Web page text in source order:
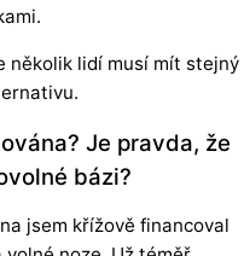
několik lidí musí mít stejný
Je pravda, že
bázi?
jsem křížově financoval